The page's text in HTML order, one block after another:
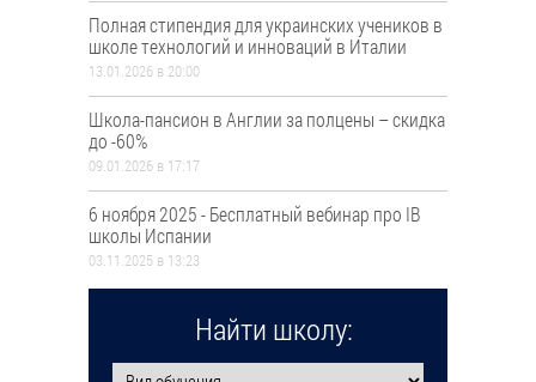
Полная стипендия для украинских учеников в
школе технологий и инноваций в Италии
13.01.2026 в 20:00
Школа-пансион в Англии за полцены – скидка
до -60%
09.01.2026 в 17:17
6 ноября 2025 - Бесплатный вебинар про ІВ
школы Испании
03.11.2025 в 13:23
Найти школу: